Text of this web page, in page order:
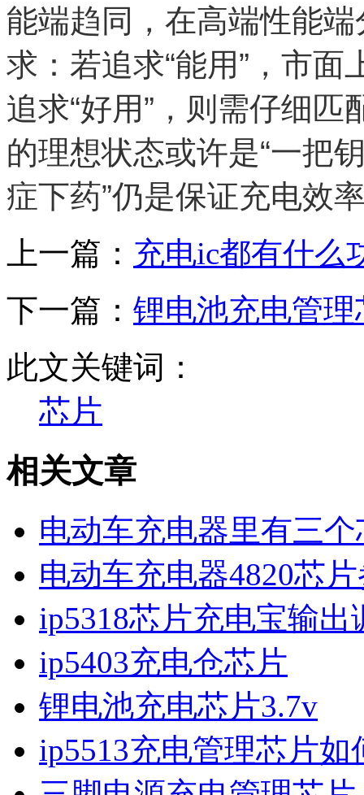
能端趋同，在高端性能
求：若追求“能用”，市
追求“好用”，则需仔细
的理想状态或许是“一把
症下药”仍是保证充电效
上一篇： 充电ic都有什么
下一篇： 锂电池充电管理
此文关键词：
芯片
相关文章
电动车充电器里有三个
电动车充电器4820芯
ip5318芯片充电宝输出
ip5403充电仓芯片
锂电池充电芯片3.7v
ip5513充电管理芯片如